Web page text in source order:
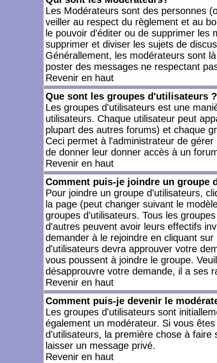
Les Modérateurs sont des personnes
veiller au respect du règlement et au
le pouvoir d'éditer ou de supprimer les
supprimer et diviser les sujets de
Générallement, les modérateurs sont
poster des messages ne respectant
Revenir en haut
Que sont les groupes d'utilisateurs ?
Les groupes d'utilisateurs est une
utilisateurs. Chaque utilisateur peut
plupart des autres forums) et chaque
Ceci permet à l'administrateur de
de donner leur donner accès à un
Revenir en haut
Comment puis-je joindre un groupe
Pour joindre un groupe d'utilisateurs,
la page (peut changer suivant le
groupes d'utilisateurs. Tous les
d'autres peuvent avoir leurs effectifs
demander à le rejoindre en cliquant
d'utilisateurs devra approuver votre
vous poussent à joindre le groupe.
désapprouvre votre demande, il a ses
Revenir en haut
Comment puis-je devenir le
Les groupes d'utilisateurs sont
également un modérateur. Si vous
d'utilisateurs, la première chose à
laisser un message privé.
Revenir en haut